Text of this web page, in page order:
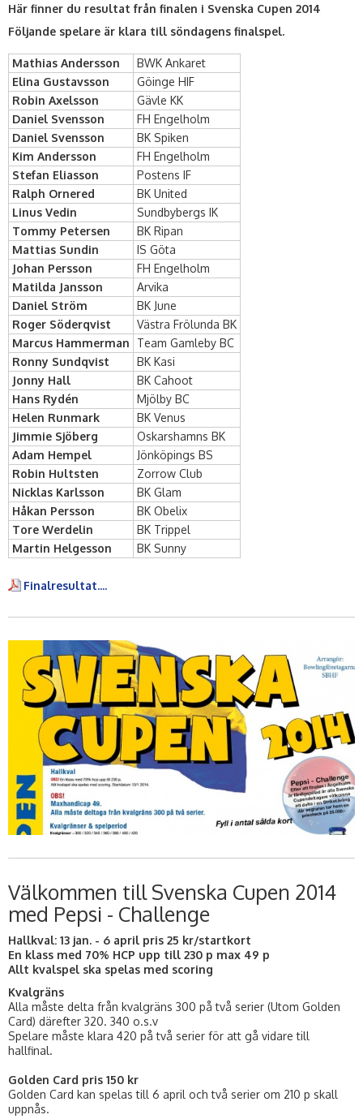
Här finner du resultat från finalen i Svenska Cupen 2014
Följande spelare är klara till söndagens finalspel.
Mathias Andersson
BWK Ankaret
Elina Gustavsson
Göinge HIF
Robin Axelsson
Gävle KK
Daniel Svensson
FH Engelholm
Daniel Svensson
BK Spiken
Kim Andersson
FH Engelholm
Stefan Eliasson
Postens IF
Ralph Ornered
BK United
Linus Vedin
Sundbybergs IK
Tommy Petersen
BK Ripan
Mattias Sundin
IS Göta
Johan Persson
FH Engelholm
Matilda Jansson
Arvika
Daniel Ström
BK June
Roger Söderqvist
Västra Frölunda BK
Marcus Hammerman
Team Gamleby BC
Ronny Sundqvist
BK Kasi
Jonny Hall
BK Cahoot
Hans Rydén
Mjölby BC
Helen Runmark
BK Venus
Jimmie Sjöberg
Oskarshamns BK
Adam Hempel
Jönköpings BS
Robin Hultsten
Zorrow Club
Nicklas Karlsson
BK Glam
Håkan Persson
BK Obelix
Tore Werdelin
BK Trippel
Martin Helgesson
BK Sunny
Finalresultat....
Välkommen till Svenska Cupen 2014
med Pepsi - Challenge
Hallkval: 13 jan. - 6 april pris 25 kr/startkort
En klass med 70% HCP upp till 230 p max 49 p
Allt kvalspel ska spelas med scoring
Kvalgräns
Alla måste delta från kvalgräns 300 på två serier (Utom Golden
Card) därefter 320. 340 o.s.v
Spelare måste klara 420 på två serier för att gå vidare till
hallfinal.
Golden Card pris 150 kr
Golden Card kan spelas till 6 april och två serier om 210 p skall
uppnås.